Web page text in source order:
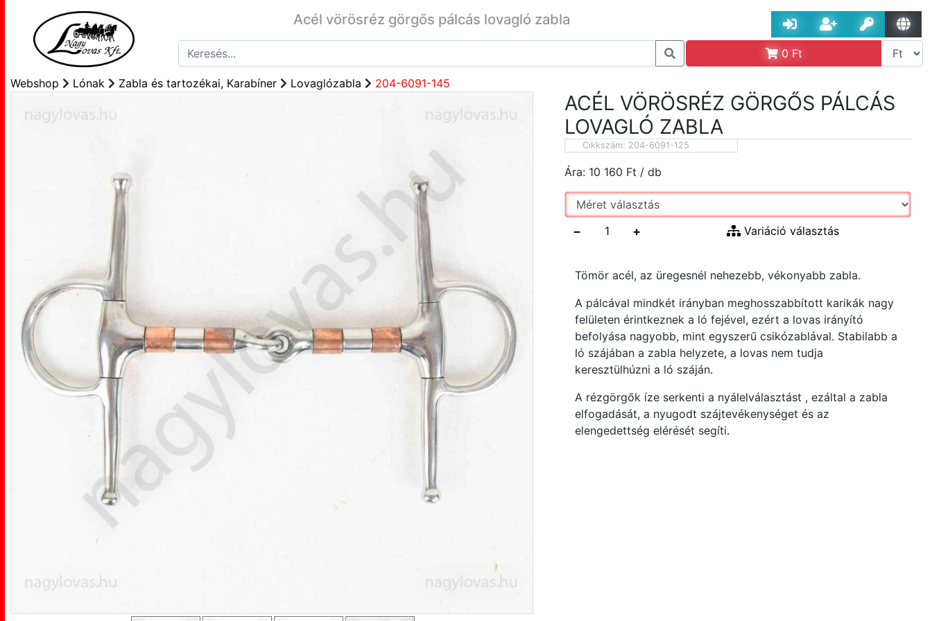
Acél vörösréz görgős pálcás lovagló zabla
0 Ft
Webshop Lónak Zabla és tartozékai, Karabíner Lovaglózabla 204-6091-145
ACÉL VÖRÖSRÉZ GÖRGŐS PÁLCÁS
LOVAGLÓ ZABLA
Cikkszám: 204-6091-125
Ára: 10 160 Ft / db
− + Variáció választás
Tömör acél, az üregesnél nehezebb, vékonyabb zabla.
A pálcával mindkét irányban meghosszabbított karikák nagy
felületen érintkeznek a ló fejével, ezért a lovas irányító
befolyása nagyobb, mint egyszerű csikózablával. Stabilabb a
ló szájában a zabla helyzete, a lovas nem tudja
keresztülhúzni a ló száján.
A rézgörgők íze serkenti a nyálelválasztást , ezáltal a zabla
elfogadását, a nyugodt szájtevékenységet és az
elengedettség elérését segíti.